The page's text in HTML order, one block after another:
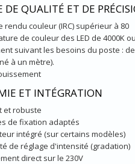
DE QUALITÉ ET DE
rendu couleur (IRC) supérieur à 80
de couleur des LED de 4000K
suivant les besoins du poste :
à un mètre).
ET INTÉGRATION
et robuste
de fixation adaptés
intégré (sur certains modèles)
de réglage d'intensité (gradation)
direct sur le 230V